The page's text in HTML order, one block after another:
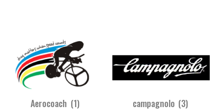
Aerocoach (1) campagnolo (3)